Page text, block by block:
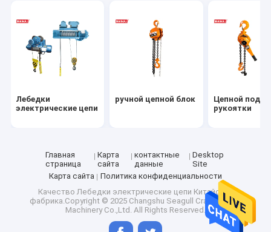
Лебедки
электрические цепи
ручной цепной блок
Цепной
рукоятки
Главная
страница
Карта
сайта
контактные
данные
Desktop
Site
Карта сайта
Политика конфиденциальности
Качество Лебедки электрические цепи Китайская
фабрика.Copyright © 2025 Changshu Seagull Crane&Hoist
Machinery Co.,Ltd. All Rights Reserved.